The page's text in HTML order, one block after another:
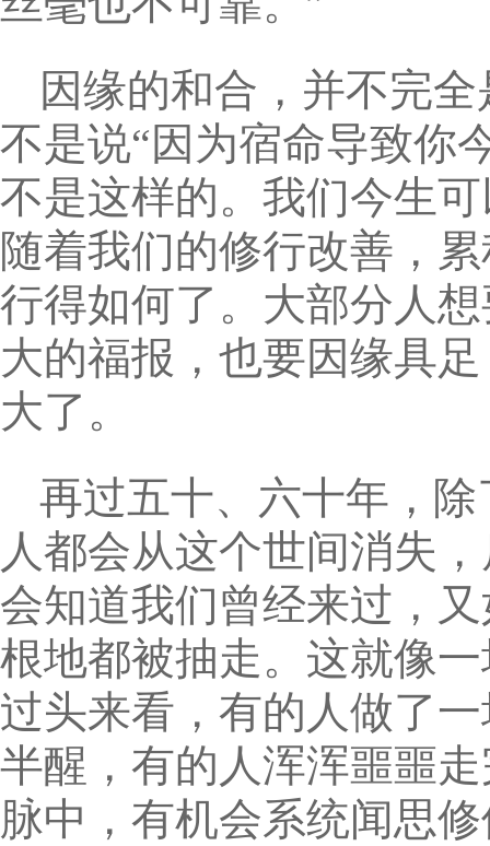
因缘的和合，并不完
不是说“因为宿命导致你
不是这样的。我们今生
随着我们的修行改善，
行得如何了。大部分人
大的福报，也要因缘具
大了。
再过五十、六十年，
人都会从这个世间消失
会知道我们曾经来过，
根地都被抽走。这就像
过头来看，有的人做了
半醒，有的人浑浑噩噩
脉中，有机会系统闻思